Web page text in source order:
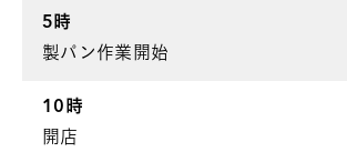
5時
製パン作業開始
10時
開店